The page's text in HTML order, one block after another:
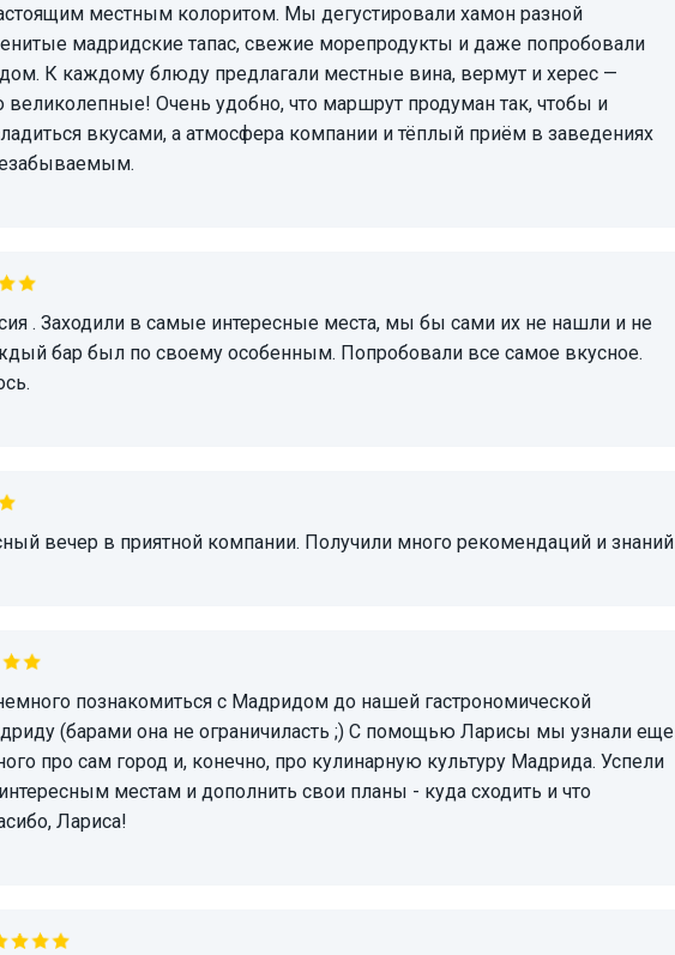
местным колоритом. Мы дегустировали хамон разной
мадридские тапас, свежие морепродукты и даже попробовали
К каждому блюду предлагали местные вина, вермут и херес —
великолепные! Очень удобно, что маршрут продуман так, чтобы и
вкусами, а атмосфера компании и тёплый приём в заведениях
бар был по своему особенным. Попробовали все самое вкусное.
вечер в приятной компании. Получили много рекомендаций и знаний
(барами она не ограничиласть ;) С помощью Ларисы мы узнали еще
про сам город и, конечно, про кулинарную культуру Мадрида. Успели
местам и дополнить свои планы - куда сходить и что
Лариса!